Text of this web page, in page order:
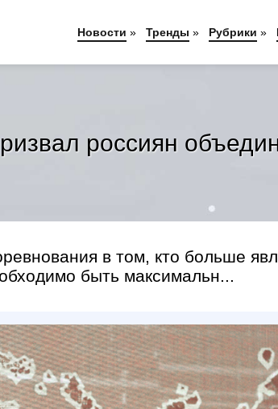
россиян
в том, кто больше
быть максимальн...
Новости » Тренды » Рубрики »